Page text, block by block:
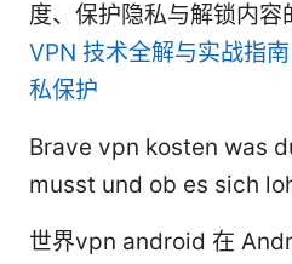
度、保护隐私与解锁内容
VPN 技术全解与实战指
私保护
Brave vpn kosten was
musst und ob es sich
世界vpn android 在